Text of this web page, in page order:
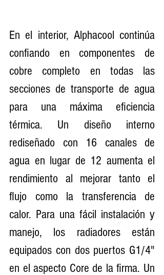
En el interior, Alphacool continúa
confiando en componentes de
cobre completo en todas las
secciones de transporte de agua
para una máxima eficiencia
térmica. Un diseño interno
rediseñado con 16 canales de
agua en lugar de 12 aumenta el
rendimiento al mejorar tanto el
flujo como la transferencia de
calor. Para una fácil instalación y
manejo, los radiadores están
equipados con dos puertos G1/4"
en el aspecto Core de la firma. Un